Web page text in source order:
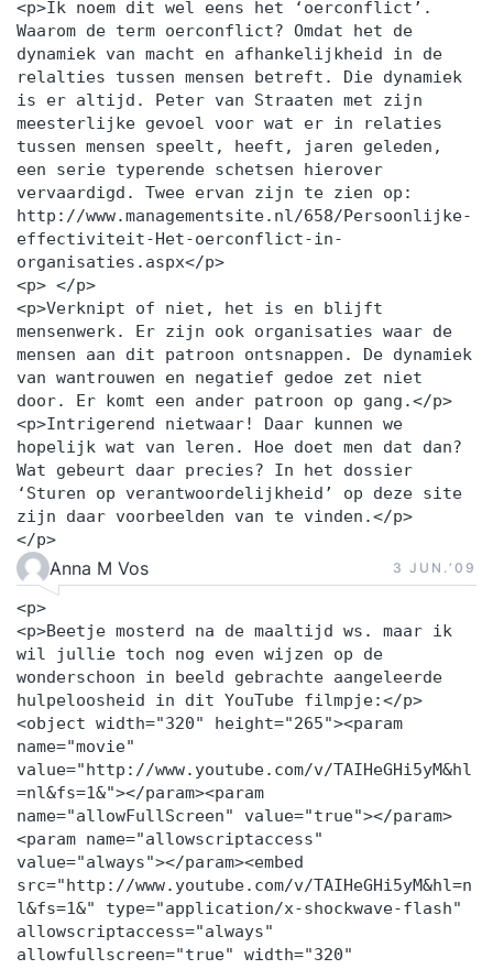
<p>Ik noem dit wel eens het ‘oerconflict’.
Waarom de term oerconflict? Omdat het de
dynamiek van macht en afhankelijkheid in de
relalties tussen mensen betreft. Die dynamiek
is er altijd. Peter van Straaten met zijn
meesterlijke gevoel voor wat er in relaties
tussen mensen speelt, heeft, jaren geleden,
een serie typerende schetsen hierover
vervaardigd. Twee ervan zijn te zien op:
http://www.managementsite.nl/658/Persoonlijke-
effectiviteit-Het-oerconflict-in-
organisaties.aspx</p>
<p> </p>
<p>Verknipt of niet, het is en blijft
mensenwerk. Er zijn ook organisaties waar de
mensen aan dit patroon ontsnappen. De dynamiek
van wantrouwen en negatief gedoe zet niet
door. Er komt een ander patroon op gang.</p>
<p>Intrigerend nietwaar! Daar kunnen we
hopelijk wat van leren. Hoe doet men dat dan?
Wat gebeurt daar precies? In het dossier
‘Sturen op verantwoordelijkheid’ op deze site
zijn daar voorbeelden van te vinden.</p>
</p>
Anna M Vos 3 JUN.‘09
<p>
<p>Beetje mosterd na de maaltijd ws. maar ik
wil jullie toch nog even wijzen op de
wonderschoon in beeld gebrachte aangeleerde
hulpeloosheid in dit YouTube filmpje:</p>
<object width="320" height="265"><param
name="movie"
value="http://www.youtube.com/v/TAIHeGHi5yM&hl
=nl&fs=1&"></param><param
name="allowFullScreen" value="true"></param>
<param name="allowscriptaccess"
value="always"></param><embed
src="http://www.youtube.com/v/TAIHeGHi5yM&hl=n
l&fs=1&" type="application/x-shockwave-flash"
allowscriptaccess="always"
allowfullscreen="true" width="320"